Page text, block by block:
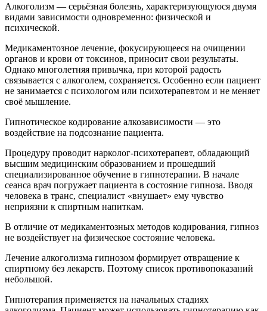
Алкоголизм — серьёзная болезнь, характеризующуюся двумя
видами зависимости одновременно: физической и
психической.
Медикаментозное лечение, фокусирующееся на очищении
органов и крови от токсинов, приносит свои результаты.
Однако многолетняя привычка, при которой радость
связывается с алкоголем, сохраняется. Особенно если пациент
не занимается с психологом или психотерапевтом и не меняет
своё мышление.
Гипнотическое кодирование алкозависимости — это
воздействие на подсознание пациента.
Процедуру проводит нарколог-психотерапевт, обладающий
высшим медицинским образованием и прошедший
специализированное обучение в гипнотерапии. В начале
сеанса врач погружает пациента в состояние гипноза. Вводя
человека в транс, специалист «внушает» ему чувство
неприязни к спиртным напиткам.
В отличие от медикаментозных методов кодирования, гипноз
не воздействует на физическое состояние человека.
Лечение алкоголизма гипнозом формирует отвращение к
спиртному без лекарств. Поэтому список противопоказаний
небольшой.
Гипнотерапия применяется на начальных стадиях